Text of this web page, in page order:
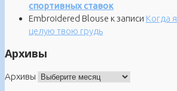
спортивных ставок
Embroidered Blouse к записи Когда я
целую твою грудь
Архивы
Архивы